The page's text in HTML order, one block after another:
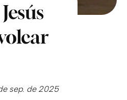
sep. de 2025